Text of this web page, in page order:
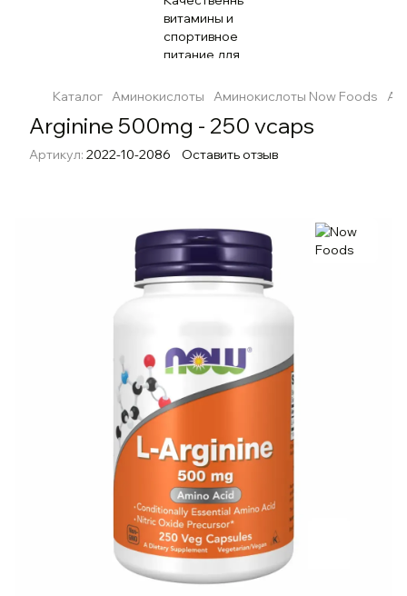
Каталог Аминокислоты Аминокислоты Now Foods
Arginine 500mg - 250 vcaps
Артикул: 2022-10-2086 Оставить отзыв